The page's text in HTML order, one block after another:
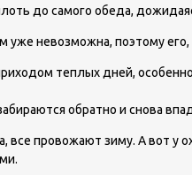
до самого обеда,
невозможна, поэтому
теплых дней,
обратно и снова
провожают зиму. А вот у